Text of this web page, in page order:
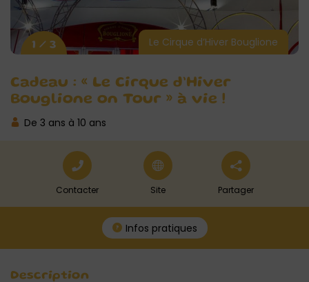
Cadeau : « Le Cirque d’Hiver
Bouglione on Tour » à vie !
De 3 ans à 10 ans
Le Cirque d’Hiver Bouglione
1 / 3
Contacter Site Partager
Infos pratiques
Description